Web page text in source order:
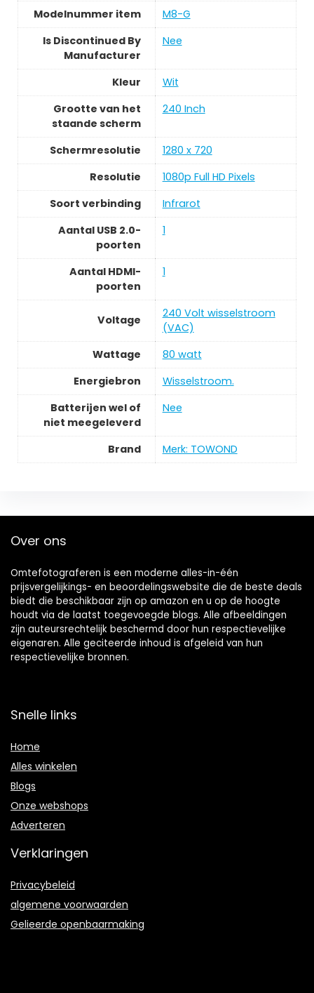
Modelnummer item
‎M8-G
Is Discontinued By
Manufacturer
‎Nee
Kleur
‎Wit
Grootte van het
staande scherm
‎240 Inch
Schermresolutie
‎1280 x 720
Resolutie
‎1080p Full HD Pixels
Soort verbinding
‎Infrarot
Aantal USB 2.0-
poorten
‎1
Aantal HDMI-
poorten
‎1
Voltage
‎240 Volt wisselstroom
(VAC)
Wattage
‎80 watt
Energiebron
‎Wisselstroom.
Batterijen wel of
niet meegeleverd
‎Nee
Brand Merk: TOWOND
Over ons
Omtefotograferen is een moderne alles-in-één
prijsvergelijkings- en beoordelingswebsite die de beste deals
biedt die beschikbaar zijn op amazon en u op de hoogte
houdt via de laatst toegevoegde blogs. Alle afbeeldingen
zijn auteursrechtelijk beschermd door hun respectievelijke
eigenaren. Alle geciteerde inhoud is afgeleid van hun
respectievelijke bronnen.
Snelle links
Home
Alles winkelen
Blogs
Onze webshops
Adverteren
Verklaringen
Privacybeleid
algemene voorwaarden
Gelieerde openbaarmaking